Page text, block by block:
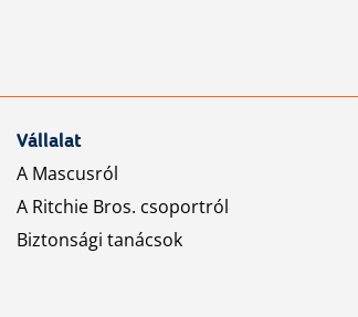
Vállalat
A Mascusról
A Ritchie Bros. csoportról
Biztonsági tanácsok